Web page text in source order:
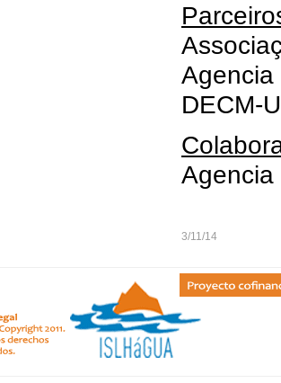
Agencia
DECM-
3/11/14